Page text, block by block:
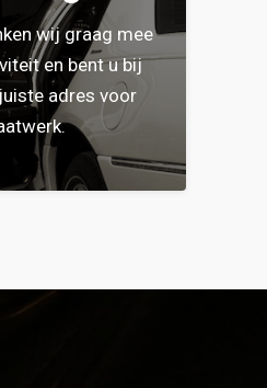
wij graag mee
en bent u bij
adres voor